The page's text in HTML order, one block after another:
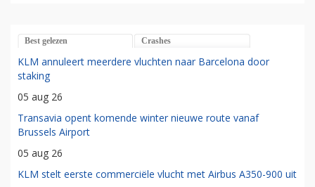
Best gelezen Crashes
KLM annuleert meerdere vluchten naar Barcelona door
staking
05 aug 26
Transavia opent komende winter nieuwe route vanaf
Brussels Airport
05 aug 26
KLM stelt eerste commerciële vlucht met Airbus A350-900 uit